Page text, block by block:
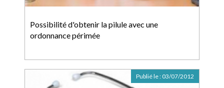
Possibilité d'obtenir la pilule avec une
ordonnance périmée
Publié le : 03/07/2012